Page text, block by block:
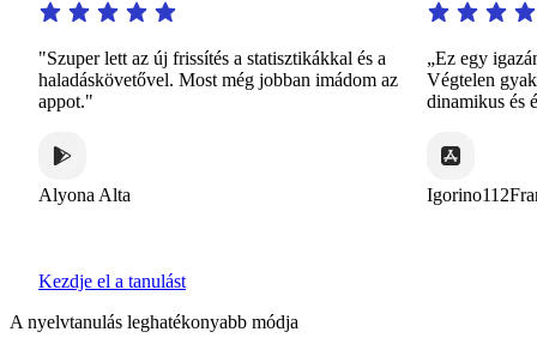
"Szuper lett az új frissítés a statisztikákkal és a
haladáskövetővel. Most még jobban imádom az
appot."
Alyona Alta
„Ez egy igazán
Végtelen
dinamikus és
Igorino112France
Kezdje el a tanulást
A nyelvtanulás leghatékonyabb módja